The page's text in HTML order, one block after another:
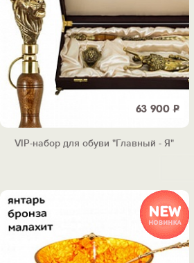
63 900Р
VIP-набор для обуви "Главный - Я"